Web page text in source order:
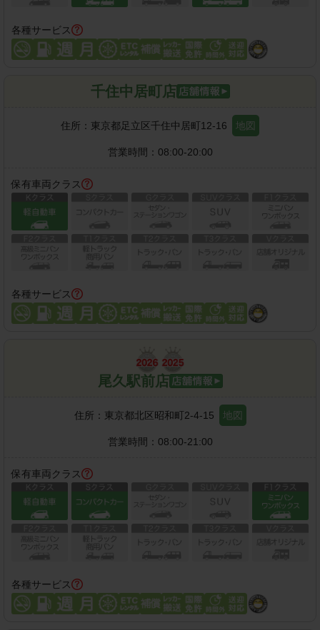
各種サービス
千住中居町店
住所： 東京都足立区千住中居町12-16 地図
営業時間： 08:00-20:00
保有車両クラス
各種サービス
尾久駅前店
住所： 東京都北区昭和町2-4-15 地図
営業時間： 08:00-21:00
保有車両クラス
各種サービス